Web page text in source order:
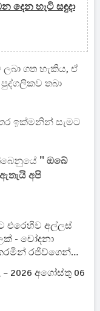
දෙන හැටි සඳුදා
ගත හැකිය, ඒ
තබා
ඉක්මනින් සැමට
'' ඔබේ
අපි
එරෙහිව අල්ලස්
- චෝදනා
රජීව්ගෙන්
2026 අගෝස්තු 06